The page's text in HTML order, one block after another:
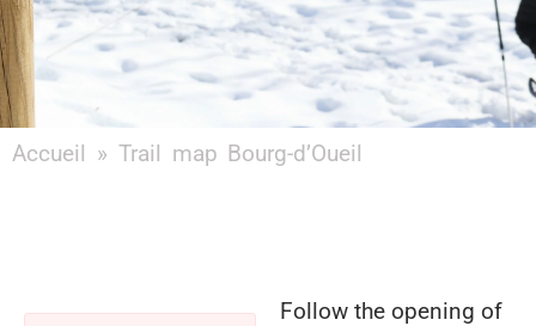
Accueil » Trail map Bourg-d’Oueil
Follow the opening of